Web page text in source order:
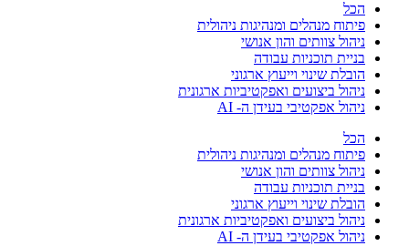
הכל
פיתוח מנהלים ומנהיגות ניהולית
ניהול צוותים והון אנושי
בניית תוכניות עבודה
הובלת שינוי וייעוץ ארגוני
ניהול ביצועים ואפקטיביות ארגונית
ניהול אפקטיבי בעידן ה- AI
הכל
פיתוח מנהלים ומנהיגות ניהולית
ניהול צוותים והון אנושי
בניית תוכניות עבודה
הובלת שינוי וייעוץ ארגוני
ניהול ביצועים ואפקטיביות ארגונית
ניהול אפקטיבי בעידן ה- AI